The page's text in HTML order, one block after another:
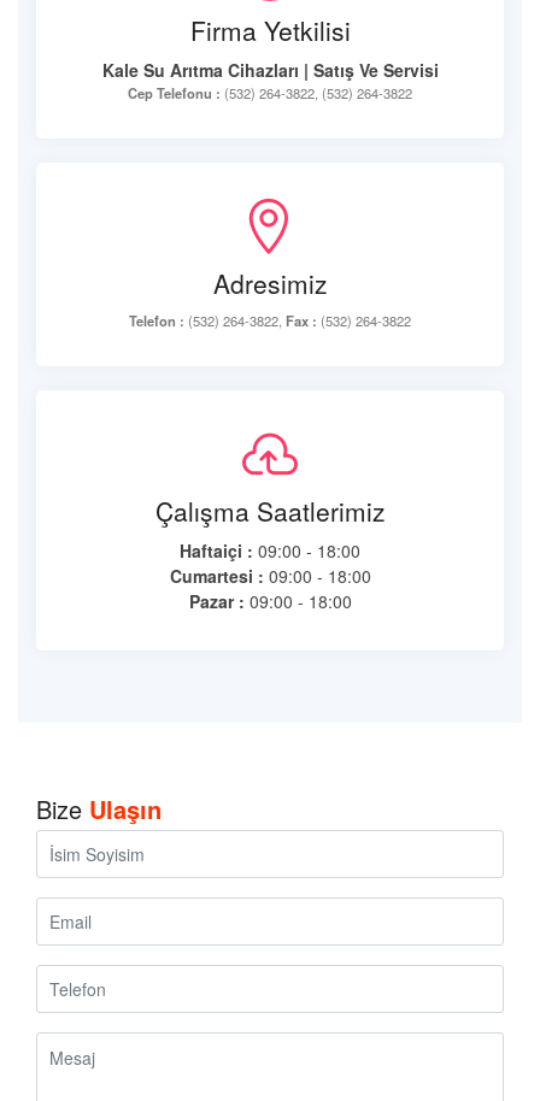
Firma Yetkilisi
Kale Su Arıtma Cihazları | Satış Ve Servisi
Cep Telefonu : (532) 264-3822, (532) 264-3822
Adresimiz
Telefon : (532) 264-3822, Fax : (532) 264-3822
Çalışma Saatlerimiz
Haftaiçi : 09:00 - 18:00
Cumartesi : 09:00 - 18:00
Pazar : 09:00 - 18:00
Bize Ulaşın